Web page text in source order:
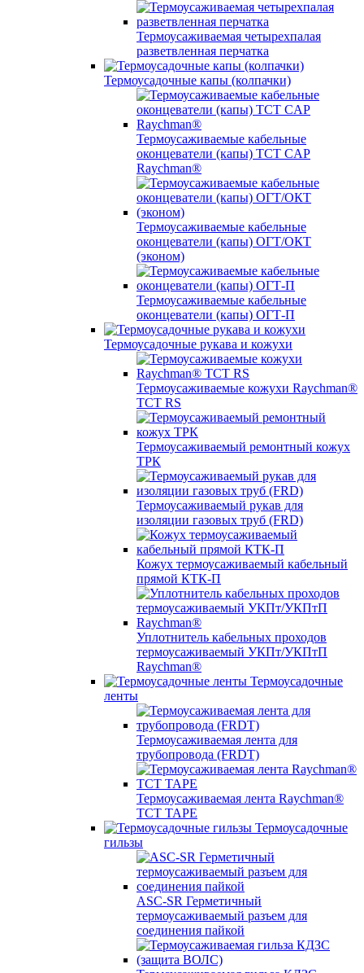
Термоусаживаемая четырехпалая
разветвленная перчатка
Термоусадочные капы (колпачки)
Термоусаживаемые кабельные
оконцеватели (капы) ТCT CAP
Raychman®
Термоусаживаемые кабельные
оконцеватели (капы) ОГТ/ОКТ
(эконом)
Термоусаживаемые кабельные
оконцеватели (капы) ОГТ-П
Термоусадочные рукава и кожухи
Термоусаживаемые кожухи Raychman®
TCT RS
Термоусаживаемый ремонтный кожух
ТРК
Термоусаживаемый рукав для
изоляции газовых труб (FRD)
Кожух термоусаживаемый кабельный
прямой КТК-П
Уплотнитель кабельных проходов
термоусаживаемый УКПт/УКПтП
Raychman®
Термоусадочные
ленты
Термоусаживаемая лента для
трубопровода (FRDT)
Термоусаживаемая лента Raychman®
TCT TAPE
Термоусадочные
гильзы
ASC‐SR Герметичный
термоусаживаемый разъем для
соединения пайкой